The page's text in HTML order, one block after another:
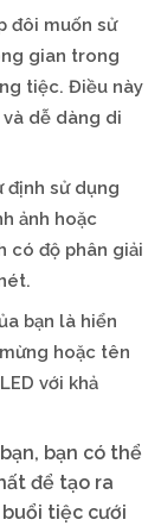
đôi muốn sử
gian trong
tiệc. Điều này
dễ dàng di
định sử dụng
ảnh hoặc
có độ phân giải
bạn là hiển
hoặc tên
với khả
bạn có thể
để tạo ra
tiệc cưới